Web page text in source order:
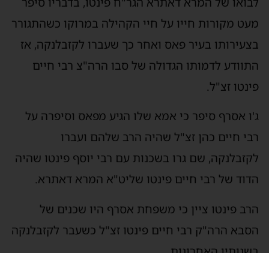
מעט מקורות חייו על חיי הקהילה במרוקו כשהתגורר
בצעירותו בעיר פאס ואחר כך שעברו לקזבלנקה, אז
התוודע לדמותו הגדולה של סבו הרה"צ רבי חיים
פינטו זצ"ל.
ג'ו אסרף סיפר כי אמא שלו הגיע מפאס וסיפרה על
רבי חיים כהן זצ"ל שהיה הרב שלהם ועברו
לקזבלנקה, שם גרו בשכנות עם רבי יוסף פינטו שהיה
הדוד של רבי חיים פינטו שליט"א המרא דאתרא.
הרב פינטו ציין כי משפחת אסרף היו שכנים של
הסבא הרה"ק רבי חיים פינטו זצ"ל כשעבר לקזבלנקה